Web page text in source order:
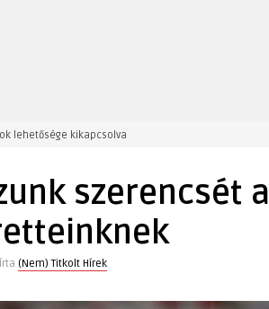
lehetősége kikapcsolva
szerencsét a
Írta (Nem) Titkolt Hírek